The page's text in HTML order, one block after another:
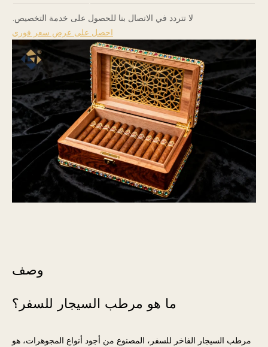
لا تتردد في الاتصال بنا للحصول على خدمة التخصيص.
احصل على عرض سعر فوري
وصف
ما هو مرطب السيجار للسفر؟
مرطب السيجار الفاخر للسفر، المصنوع من أجود أنواع المجوهرات، هو